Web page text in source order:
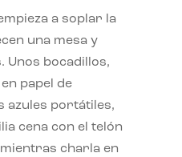
a soplar la
una mesa y
Unos bocadillos,
papel de
azules portátiles,
cena con el telón
charla en